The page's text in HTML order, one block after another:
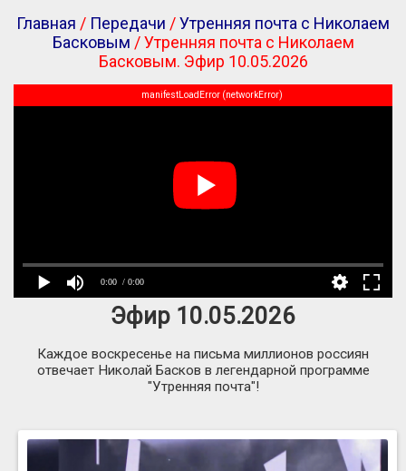
Главная / Передачи /Утренняя почта с Николаем
Басковым / Утренняя почта с Николаем
Басковым. Эфир 10.05.2026
0:00 / 0:00
manifestLoadError (networkError)
Эфир 10.05.2026
Каждое воскресенье на письма миллионов россиян
отвечает Николай Басков в легендарной программе
"Утренняя почта"!